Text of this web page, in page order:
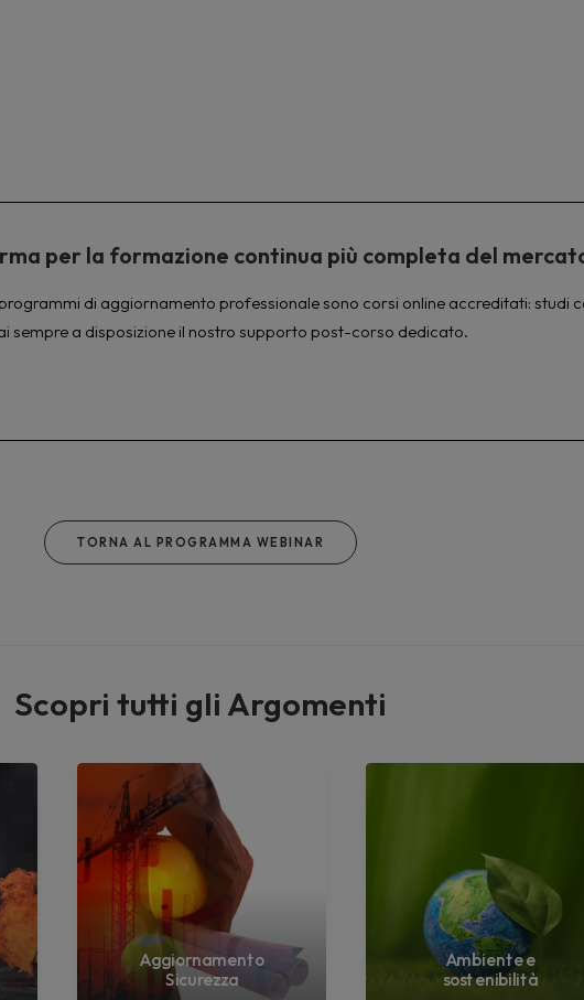
per la formazione continua più completa del
di aggiornamento professionale sono corsi online accreditati: studi
sempre a disposizione il nostro supporto post-corso dedicato.
TORNA AL PROGRAMMA WEBINAR
Scopri tutti gli Argomenti
Aggiornamento
Sicurezza
Ambiente e
sostenibilità